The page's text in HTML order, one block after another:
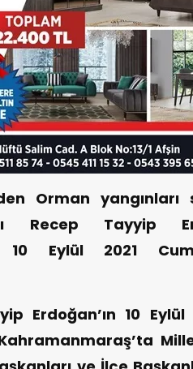
Orman yangınları
Recep Tayyip
10 Eylül 2021
Erdoğan’ın 10